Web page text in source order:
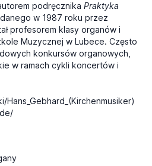
podręcznika Praktyka
w 1987 roku przez
profesorem klasy organów i
Muzycznej w Lubece. Często
konkursów organowych,
w ramach cykli koncertów i